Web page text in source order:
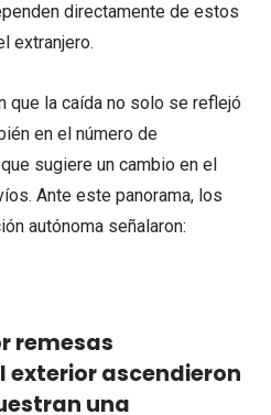
directamente de estos
extranjero.
que la caída no solo se reflejó
en el número de
sugiere un cambio en el
Ante este panorama, los
autónoma señalaron:
remesas
exterior ascendieron
una